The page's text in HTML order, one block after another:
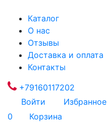
Каталог
О нас
Отзывы
Доставка и оплата
Контакты
+79160117202
Войти
Избранное
0
Корзина